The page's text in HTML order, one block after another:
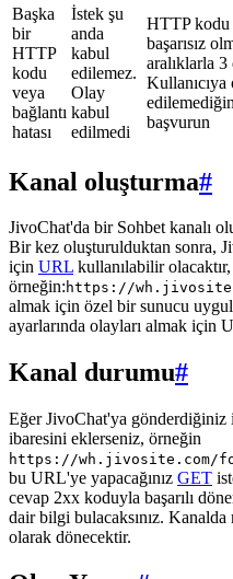
Başka
bir
HTTP
kodu
veya
bağlantı
hatası
İstek şu
anda
kabul
edilemez.
Olay
kabul
edilmedi
HTTP kodu
başarısız
aralıklarla
başvurun
Kanal oluşturma#
JivoChat'da bir Sohbet kanalı
Bir kez oluşturulduktan sonra,
için URL kullanılabilir olacaktır,
örneğin: https://
almak için özel bir sunucu
ayarlarında olayları almak için
Kanal durumu#
Eğer JivoChat'ya
ibaresini eklerseniz, örneğin
https://wh.jivosite.com/
bu URL'ye yapacağınız GET
cevap 2xx koduyla başarılı
dair bilgi bulacaksınız.
olarak dönecektir.